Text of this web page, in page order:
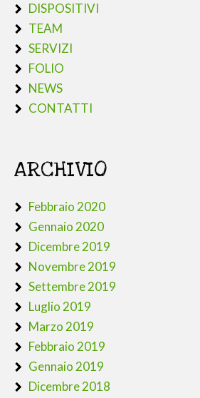
DISPOSITIVI
TEAM
SERVIZI
FOLIO
NEWS
CONTATTI
ARCHIVIO
Febbraio 2020
Gennaio 2020
Dicembre 2019
Novembre 2019
Settembre 2019
Luglio 2019
Marzo 2019
Febbraio 2019
Gennaio 2019
Dicembre 2018